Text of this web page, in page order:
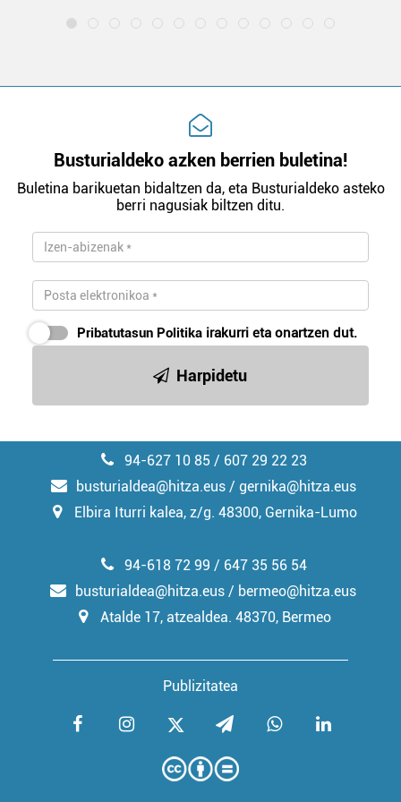
Busturialdeko azken berrien buletina!
Buletina barikuetan bidaltzen da, eta Busturialdeko asteko
berri nagusiak biltzen ditu.
Pribatutasun Politika irakurri eta onartzen dut.
Harpidetu
94-627 10 85 / 607 29 22 23
busturialdea@hitza.eus / gernika@hitza.eus
Elbira Iturri kalea, z/g. 48300, Gernika-Lumo
Publizitatea
94-618 72 99 / 647 35 56 54
busturialdea@hitza.eus / bermeo@hitza.eus
Atalde 17, atzealdea. 48370, Bermeo